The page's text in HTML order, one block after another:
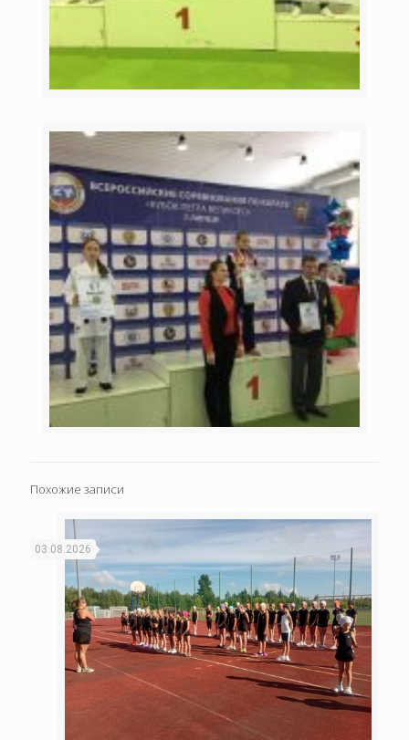
Похожие записи
03.08.2026